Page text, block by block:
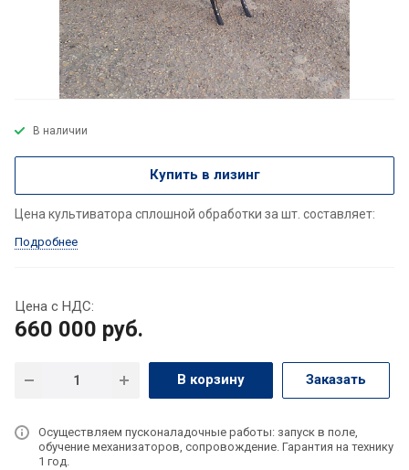
В наличии
Купить в лизинг
Цена культиватора сплошной обработки за шт. составляет:
Подробнее
Цена с НДС:
660 000 руб.
В корзину Заказать
Осуществляем пусконаладочные работы: запуск в поле,
обучение механизаторов, сопровождение. Гарантия на технику
1 год.